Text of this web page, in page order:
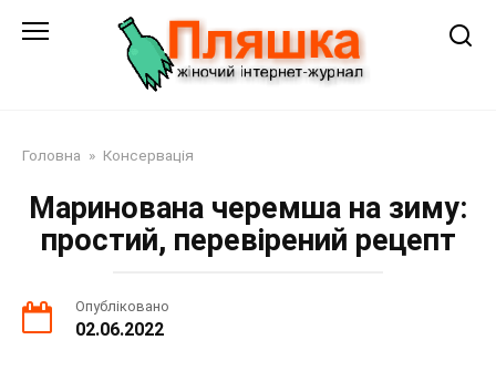
Головна » Консервація
Маринована черемша на зиму:
простий, перевірений рецепт
Опубліковано
02.06.2022